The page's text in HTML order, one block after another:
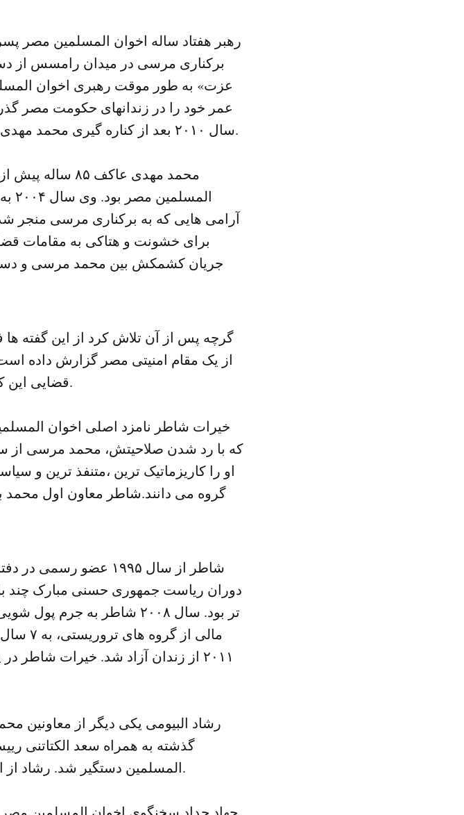
برکنارى مرسى در میدان رامسس از
سال ٢٠١٠ بعد از کناره گیرى محمد مهدى عاکف به جاى وى رهبر اخوان المسلمین شد.
محمد مهدى
آرامی هایی که به برکناری مرسی منجر
برای خشونت و هتاکى به مقامات
جریان کشمکش بین محمد مرسی و
گرچه پس از آن تلاش کرد از این گفته
از یک مقام امنیتی مصر گزارش داده
قضایی این کشور، به دادگاه کیفری ارجاع داده شده است.
خیرات شاطر نامزد اصلى اخوان
که با رد شدن صلاحیتش، محمد مرسى
او را کاریزماتیک ترین ،متنفذ ترین و
گروه مى دانند.شاطر معاون اول
شاطر از سال ۱۹۹۵
دوران ریاست جمهورى حسنى مبارک چند
تر بود. سال ٢٠٠٨ شاطر به
مالی
٢٠١١ از زندان آزاد شد. خیرات
رشاد البیومى یکى دیگر از معاونین
گذشته به همراه سعد الکتاتنى
المسلمین دستگیر شد. رشاد از اعضای کمتر شناخته شده رهبری اخوان است.